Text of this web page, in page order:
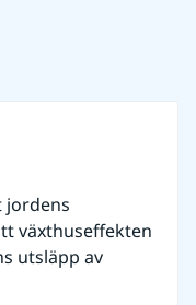
jordens
växthuseffekten
utsläpp av